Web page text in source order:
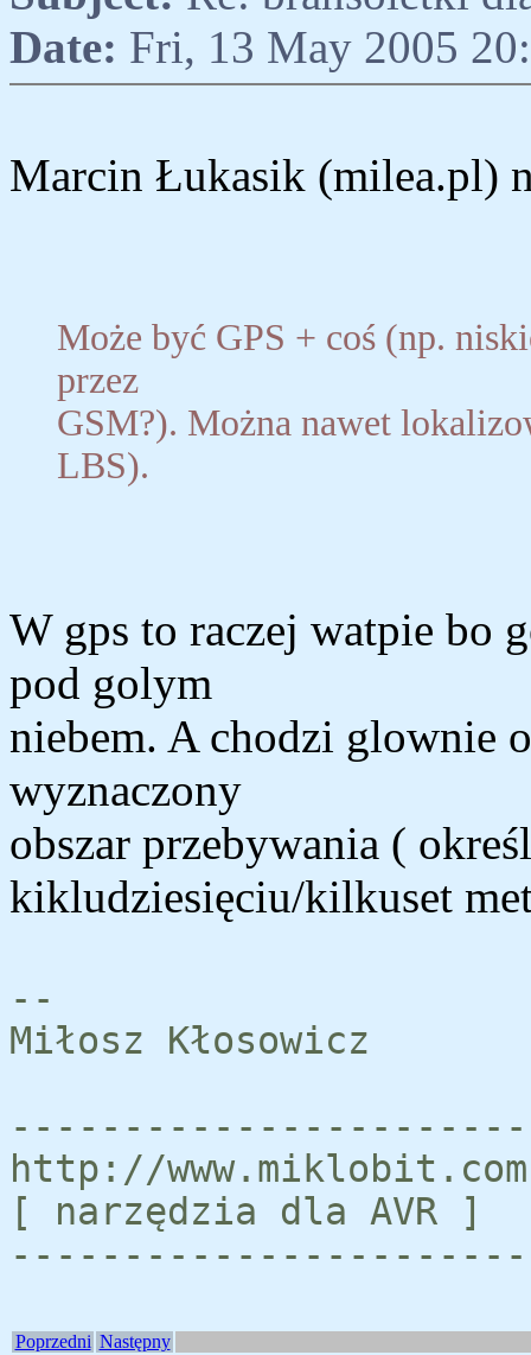
Date: Fri, 13 May 2005
Marcin Łukasik (milea.pl)
Może być GPS + coś (np.
przez
GSM?). Można nawet
LBS).
W gps to raczej watpie bo
pod golym
niebem. A chodzi glownie
wyznaczony
obszar przebywania (
kikludziesięciu/kilkuset
--
Miłosz Kłosowicz
http://www.miklobit.com
[ narzędzia dla AVR ]
Poprzedni Następny